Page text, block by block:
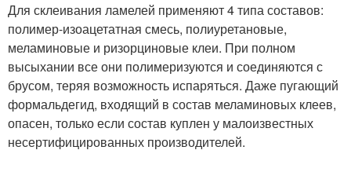
Для склеивания ламелей применяют 4 типа составов:
полимер-изоацетатная смесь, полиуретановые,
меламиновые и ризорциновые клеи. При полном
высыхании все они полимеризуются и соединяются с
брусом, теряя возможность испаряться. Даже пугающий
формальдегид, входящий в состав меламиновых клеев,
опасен, только если состав куплен у малоизвестных
несертифицированных производителей.